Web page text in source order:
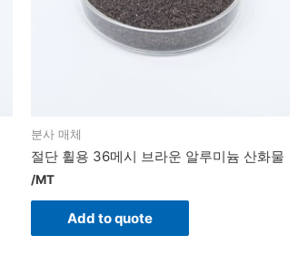
분사 매체
절단 휠용 36메시 브라운 알루미늄 산화물
/MT
Add to quote